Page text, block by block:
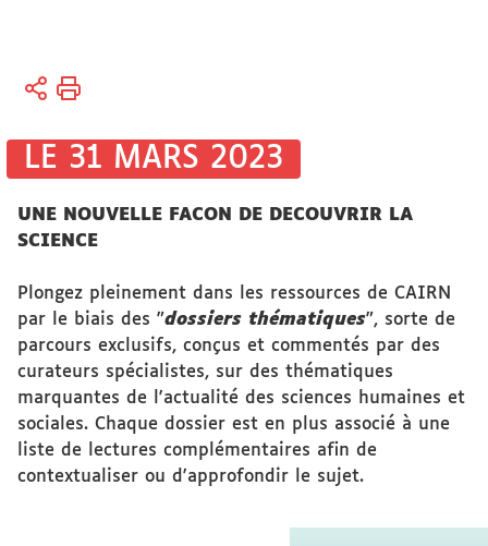
Vous
Accueil
électronique
LE 31 MARS 2023
UNE NOUVELLE FACON DE DECOUVRIR LA
SCIENCE
Plongez pleinement dans les ressources de CAIRN
par le biais des "dossiers thématiques", sorte de
parcours exclusifs, conçus et commentés par des
curateurs spécialistes, sur des thématiques
marquantes de l'actualité des sciences humaines et
sociales. Chaque dossier est en plus associé à une
liste de lectures complémentaires afin de
contextualiser ou d'approfondir le sujet.